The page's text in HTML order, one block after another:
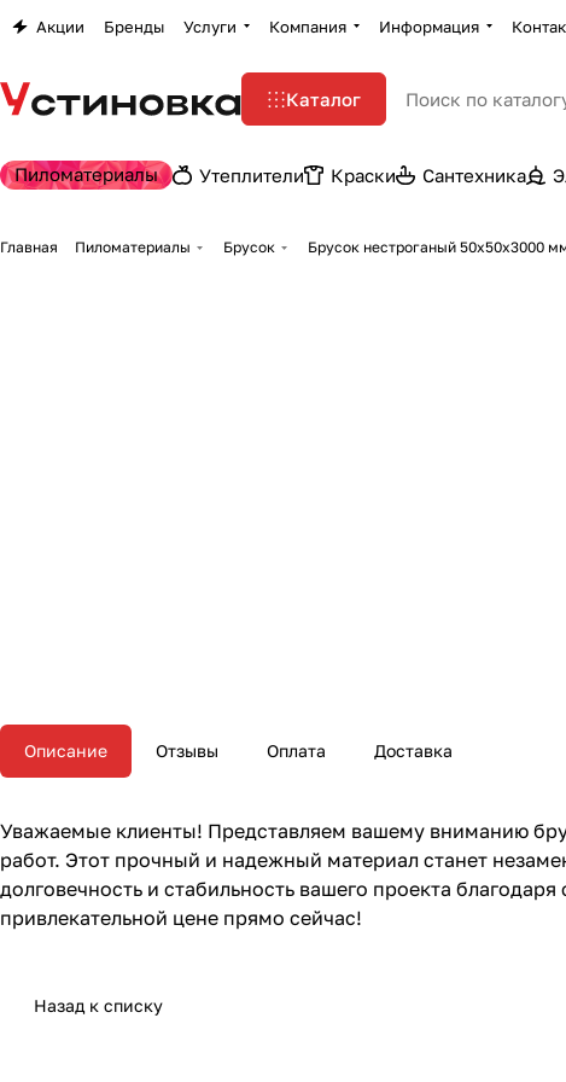
Акции Бренды Услуги Компания Информация
Каталог
Пиломатериалы Утеплители Краски Сантехника
Главная Пиломатериалы Брусок Брусок нестроганый 50х50х3000
Описание Отзывы Оплата Доставка
Уважаемые клиенты! Представляем вашему вниманию
работ. Этот прочный и надежный материал станет
долговечность и стабильность вашего проекта
привлекательной цене прямо сейчас!
Назад к списку